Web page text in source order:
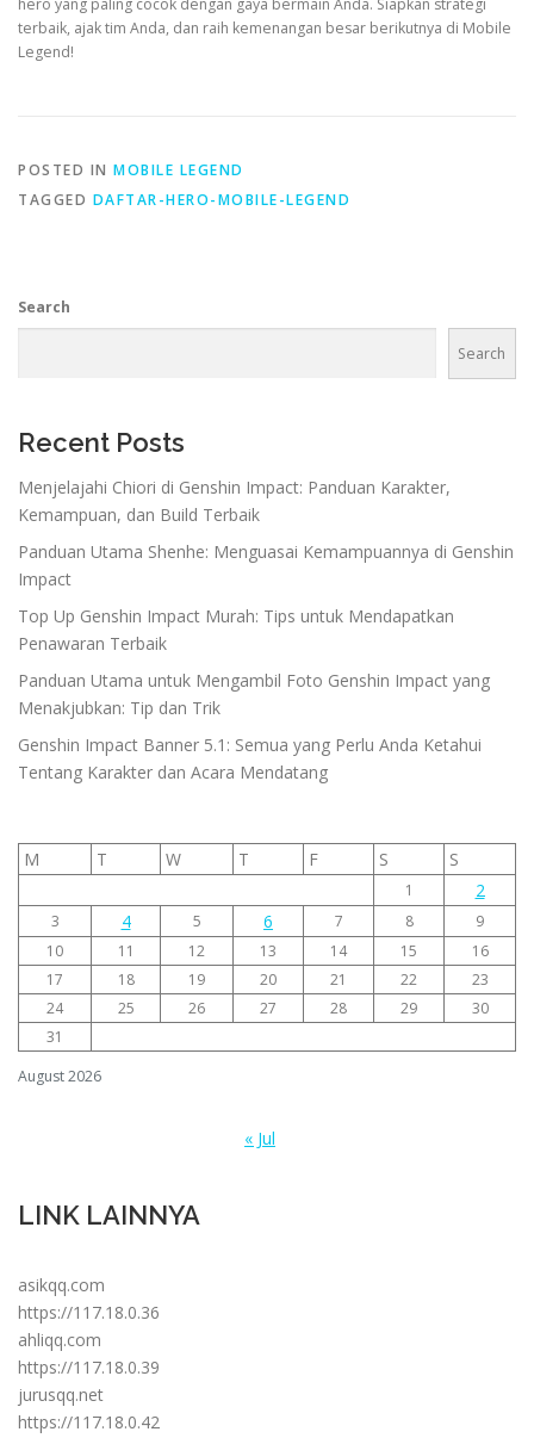
hero yang paling cocok dengan gaya bermain Anda. Siapkan strategi
terbaik, ajak tim Anda, dan raih kemenangan besar berikutnya di Mobile
Legend!
POSTED IN MOBILE LEGEND
TAGGED DAFTAR-HERO-MOBILE-LEGEND
Search
Search
Recent Posts
Menjelajahi Chiori di Genshin Impact: Panduan Karakter,
Kemampuan, dan Build Terbaik
Panduan Utama Shenhe: Menguasai Kemampuannya di Genshin
Impact
Top Up Genshin Impact Murah: Tips untuk Mendapatkan
Penawaran Terbaik
Panduan Utama untuk Mengambil Foto Genshin Impact yang
Menakjubkan: Tip dan Trik
Genshin Impact Banner 5.1: Semua yang Perlu Anda Ketahui
Tentang Karakter dan Acara Mendatang
August 2026
M T W T F S S
1 2
3 4 5 6 7 8
9
10
11 12 13 14 15
16
17
18 19 20 21 22
23
24
25 26 27 28 29
30
31
« Jul
LINK LAINNYA
asikqq.com
https://117.18.0.36
ahliqq.com
https://117.18.0.39
jurusqq.net
https://117.18.0.42